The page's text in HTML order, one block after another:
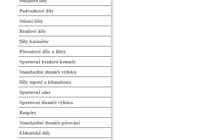
Podvozkové díly
Stírací lišty
Brzdové díly
Díly karosérie
Převodové díly a filtry
Sportovní brzdové kotouče
Standardní tlumiče výfuku
Díly topení a klimatizace
Sportovní sání
Sportovní tlumiče výfuku
Rozpěry
Standardní tlumiče pérování
Elektrické díly